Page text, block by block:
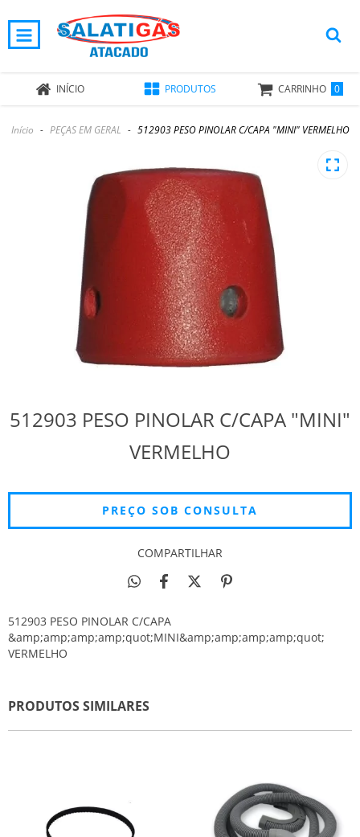
INÍCIO PRODUTOS CARRINHO 0
Início - PEÇAS EM GERAL - 512903 PESO PINOLAR C/CAPA "MINI" VERMELHO
512903 PESO PINOLAR C/CAPA "MINI"
VERMELHO
COMPARTILHAR
512903 PESO PINOLAR C/CAPA
&amp;amp;amp;amp;quot;MINI&amp;amp;amp;amp;quot;
VERMELHO
PRODUTOS SIMILARES